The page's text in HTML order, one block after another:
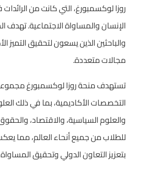
روزا لوكسمبورغ، التي كانت من
الإنسان والمساواة الاجتماعية. تهدف
والباحثين الذين يسعون لتحقيق التميز
مجالات متعددة.
تستهدف منحة روزا لوكسمبورغ
التخصصات الأكاديمية، بما في ذلك
والعلوم السياسية، والاقتصاد،
للطلاب من جميع أنحاء العالم، مما
بتعزيز التعاون الدولي وتحقيق